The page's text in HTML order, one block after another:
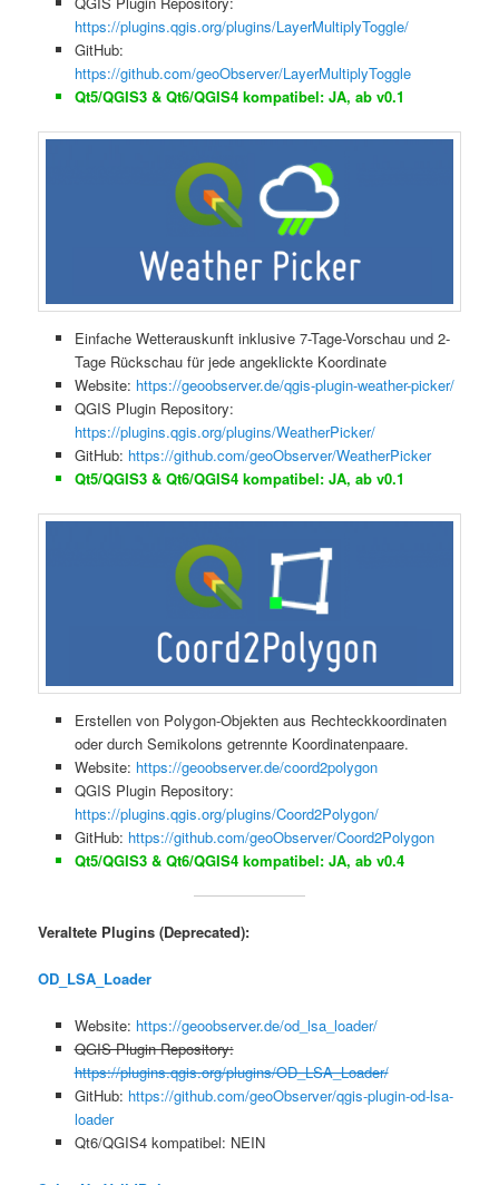
https://plugins.qgis.org/plugins/LayerMultiplyToggle/
GitHub:
https://github.com/geoObserver/LayerMultiplyToggle
Qt5/QGIS3 & Qt6/QGIS4 kompatibel: JA, ab v0.1
Einfache Wetterauskunft inklusive 7-Tage-Vorschau und 2-
Tage Rückschau für jede angeklickte Koordinate
Website: https://geoobserver.de/qgis-plugin-weather-picker/
QGIS Plugin Repository:
https://plugins.qgis.org/plugins/WeatherPicker/
GitHub: https://github.com/geoObserver/WeatherPicker
Qt5/QGIS3 & Qt6/QGIS4 kompatibel: JA, ab v0.1
Erstellen von Polygon-Objekten aus Rechteckkoordinaten
oder durch Semikolons getrennte Koordinatenpaare.
Website: https://geoobserver.de/coord2polygon
QGIS Plugin Repository:
https://plugins.qgis.org/plugins/Coord2Polygon/
GitHub: https://github.com/geoObserver/Coord2Polygon
Qt5/QGIS3 & Qt6/QGIS4 kompatibel: JA, ab v0.4
Veraltete Plugins (Deprecated):
OD_LSA_Loader
Website: https://geoobserver.de/od_lsa_loader/
QGIS Plugin Repository:
https://plugins.qgis.org/plugins/OD_LSA_Loader/
GitHub: https://github.com/geoObserver/qgis-plugin-od-lsa-
loader
Qt6/QGIS4 kompatibel: NEIN